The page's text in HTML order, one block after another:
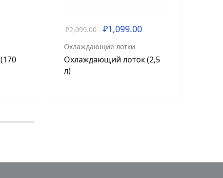
₽2,099.00 ₽1,099.00
Охлаждающие лотки
Охлаждающий лоток (2,5
л)